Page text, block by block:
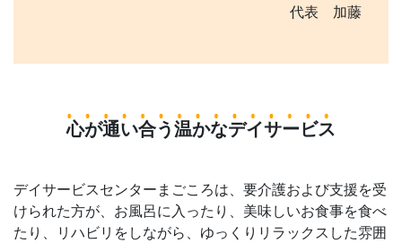
代表 加藤
心が通い合う温かなデイサービス
デイサービスセンターまごころは、要介護および支援を受
けられた方が、お風呂に入ったり、美味しいお食事を食べ
たり、リハビリをしながら、ゆっくりリラックスした雰囲